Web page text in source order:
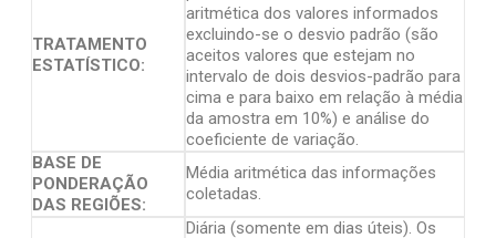
TRATAMENTO
ESTATÍSTICO:
aritmética dos valores informados
excluindo-se o desvio padrão (são
aceitos valores que estejam no
intervalo de dois desvios-padrão para
cima e para baixo em relação à média
da amostra em 10%) e análise do
coeficiente de variação.
BASE DE
PONDERAÇÃO
DAS REGIÕES:
Média aritmética das informações
coletadas.
Diária (somente em dias úteis). Os